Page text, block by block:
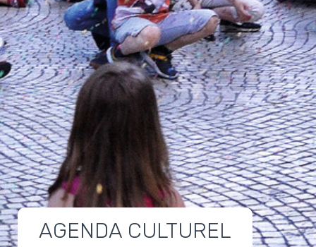
AGENDA CULTUREL